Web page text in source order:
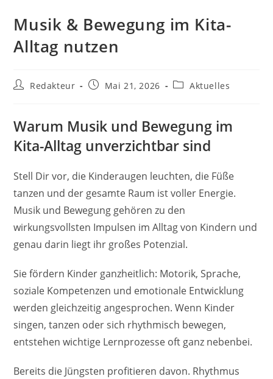
Musik & Bewegung im Kita-
Alltag nutzen
Beitrags-
Redakteur
BeitragMai 21, 2026
Beitrags-
Aktuelles
Warum Musik und Bewegung im
Kita-Alltag unverzichtbar sind
Stell Dir vor, die Kinderaugen leuchten, die Füße
tanzen und der gesamte Raum ist voller Energie.
Musik und Bewegung gehören zu den
wirkungsvollsten Impulsen im Alltag von Kindern und
genau darin liegt ihr großes Potenzial.
Sie fördern Kinder ganzheitlich: Motorik, Sprache,
soziale Kompetenzen und emotionale Entwicklung
werden gleichzeitig angesprochen. Wenn Kinder
singen, tanzen oder sich rhythmisch bewegen,
entstehen wichtige Lernprozesse oft ganz nebenbei.
Bereits die Jüngsten profitieren davon. Rhythmus